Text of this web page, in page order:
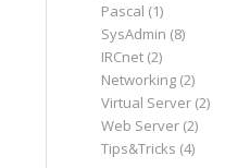
Pascal (1)
SysAdmin (8)
IRCnet (2)
Networking (2)
Virtual Server (2)
Web Server (2)
Tips&Tricks (4)